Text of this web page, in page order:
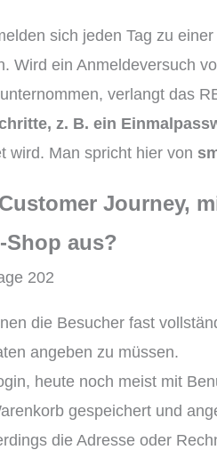
sich jeden Tag zu
Wird ein Anmeldeversuch
verlangt das
z. B. ein
wird. Man spricht hier von
Journey,
Shop aus?
die Besucher fast
angeben zu müssen.
heute noch meist mit
gespeichert und
die Adresse oder